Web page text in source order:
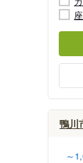
鴨川
～